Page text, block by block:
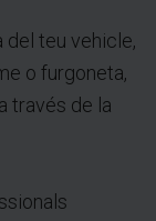
teu vehicle,
o furgoneta,
través de la